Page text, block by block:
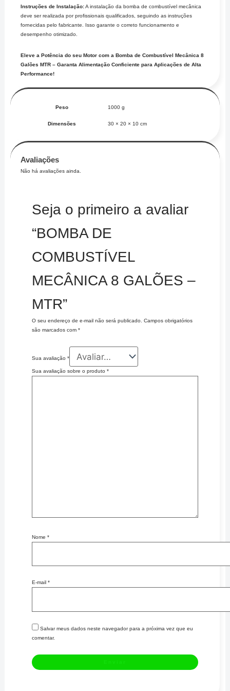
Instruções de Instalação:A instalação da bomba de combustível mecânica
deve ser realizada por profissionais qualificados, seguindo as instruções
fornecidas pelo fabricante. Isso garante o correto funcionamento e
desempenho otimizado.
Eleve a Potência do seu Motor com a Bomba de Combustível Mecânica 8
Galões MTR – Garanta Alimentação Conficiente para Aplicações de Alta
Performance!
Peso 1000 g
Dimensões 30 × 20 × 10 cm
Avaliações
Não há avaliações ainda.
Seja o primeiro a avaliar
“BOMBA DE
COMBUSTÍVEL
MECÂNICA 8 GALÕES –
MTR”
O seu endereço de e-mail não será publicado.
Campos obrigatórios
são marcados com *
Sua avaliação *
Sua avaliação sobre o produto *
Nome *
E-mail *
Salvar meus dados neste navegador para a próxima vez que eu
comentar.